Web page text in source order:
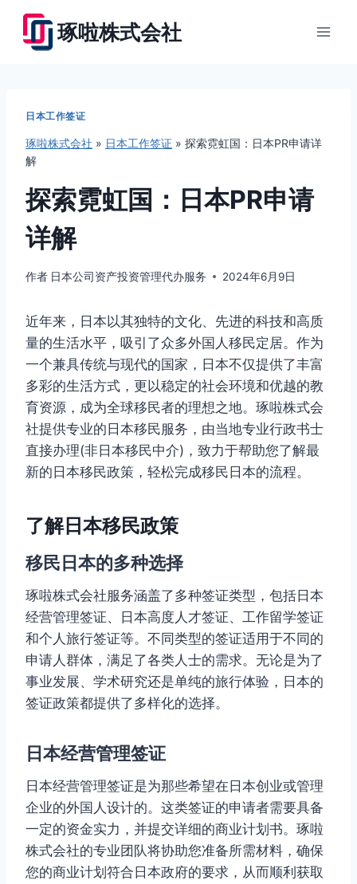
琢啦株式会社
日本工作签证
琢啦株式会社 » 日本工作签证 » 探索霓虹国：日本PR申请详
解
探索霓虹国：日本PR申请
详解
作者 日本公司资产投资管理代办服务 2024年6月9日
近年来，日本以其独特的文化、先进的科技和高质
量的生活水平，吸引了众多外国人移民定居。作为
一个兼具传统与现代的国家，日本不仅提供了丰富
多彩的生活方式，更以稳定的社会环境和优越的教
育资源，成为全球移民者的理想之地。琢啦株式会
社提供专业的日本移民服务，由当地专业行政书士
直接办理(非日本移民中介)，致力于帮助您了解最
新的日本移民政策，轻松完成移民日本的流程。
了解日本移民政策
移民日本的多种选择
琢啦株式会社服务涵盖了多种签证类型，包括日本
经营管理签证、日本高度人才签证、工作留学签证
和个人旅行签证等。不同类型的签证适用于不同的
申请人群体，满足了各类人士的需求。无论是为了
事业发展、学术研究还是单纯的旅行体验，日本的
签证政策都提供了多样化的选择。
日本经营管理签证
日本经营管理签证是为那些希望在日本创业或管理
企业的外国人设计的。这类签证的申请者需要具备
一定的资金实力，并提交详细的商业计划书。琢啦
株式会社的专业团队将协助您准备所需材料，确保
您的商业计划符合日本政府的要求，从而顺利获取